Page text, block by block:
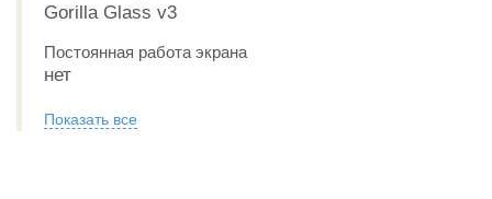
Gorilla Glass v3
Постоянная работа экрана
нет
Показать все